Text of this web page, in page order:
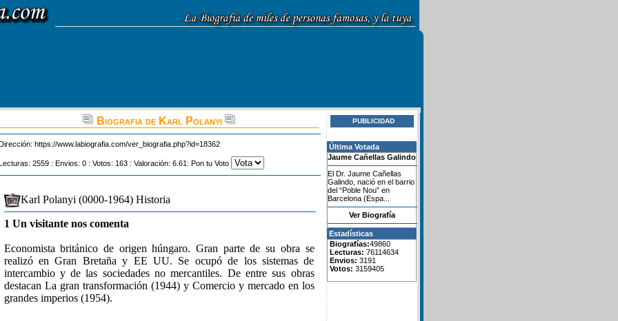
Biografia de Karl Polanyi
https://www.labiografia.com/ver_biografia.php?id=18362
2559 : Envios: 0 : Votos: 163 : Valoración: 6.61: Pon tu Voto
Karl Polanyi (0000-1964) Historia
1 Un visitante nos comenta
Economista británico de origen húngaro. Gran parte de su obra se
realizó en Gran Bretaña y EE UU. Se ocupó de los sistemas de
intercambio y de las sociedades no mercantiles. De entre sus obras
destacan La gran transformación (1944) y Comercio y mercado en los
grandes imperios (1954).
PUBLICIDAD
Última Votada
Jaume Cañellas Galindo
El Dr. Jaume Cañellas
Galindo, nació en el barrio
del “Poble Nou” en
Barcelona (Espa...
Ver Biografía
Estadísticas
Biografías:49860
Lecturas: 76114634
Envios: 3191
Votos: 3159405